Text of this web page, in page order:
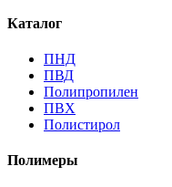
Каталог
ПНД
ПВД
Полипропилен
ПВХ
Полистирол
Полимеры